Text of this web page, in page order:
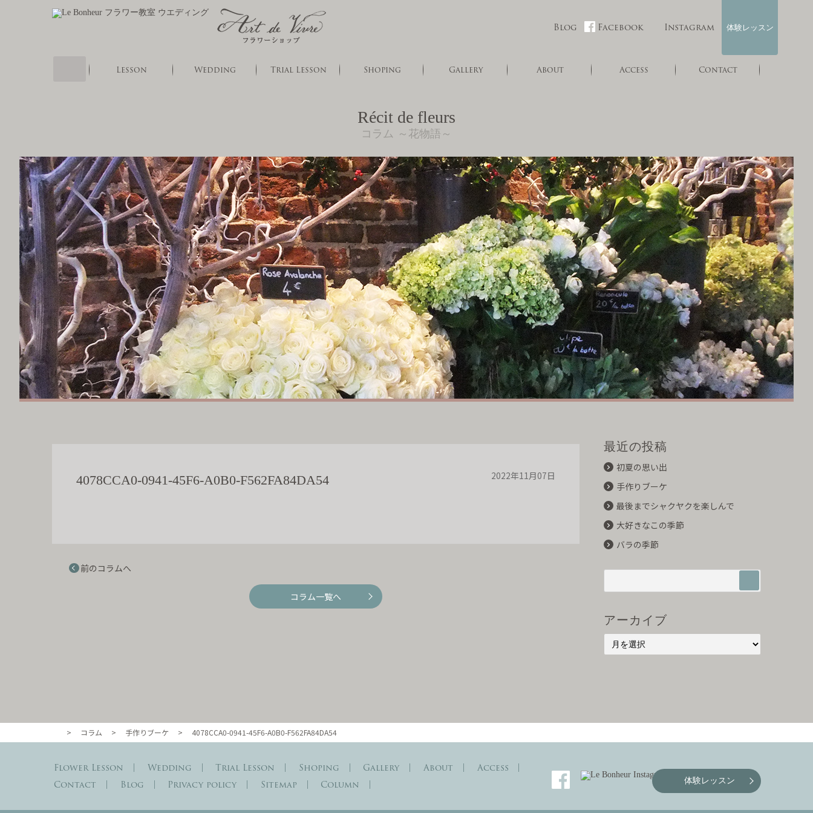
Home Lesson Wedding Trial Lesson Shoping Gallery About Access Contact
Blog Facebook Instagram 体験レッスン
Récit de fleurs
コラム ～花物語～
4078CCA0-0941-45F6-A0B0-F562FA84DA54 2022年11月07日
前のコラムへ
コラム一覧へ
最近の投稿
初夏の思い出
手作りブーケ
最後までシャクヤクを楽しんで
大好きなこの季節
バラの季節
アーカイブ
東京・自由が丘のル・ボヌール
> コラム > 手作りブーケ > 4078CCA0-0941-45F6-A0B0-F562FA84DA54
Flower Lesson Wedding Trial Lesson Shoping Gallery About
Access
Contact
Blog Privacy policy Sitemap Column 体験レッスン